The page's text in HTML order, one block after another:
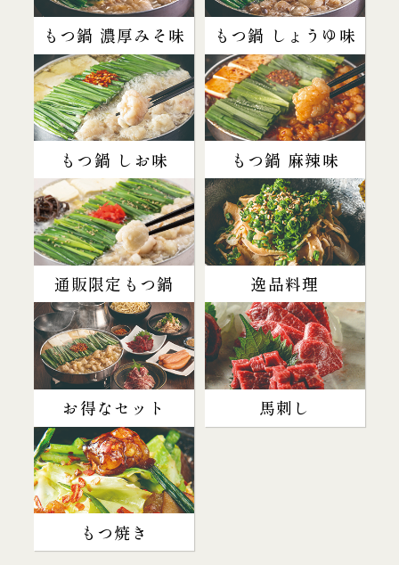
もつ鍋 濃厚みそ味 もつ鍋 しょうゆ味
もつ鍋 しお味 もつ鍋 麻辣味
通販限定もつ鍋 逸品料理
お得なセット 馬刺し
もつ焼き